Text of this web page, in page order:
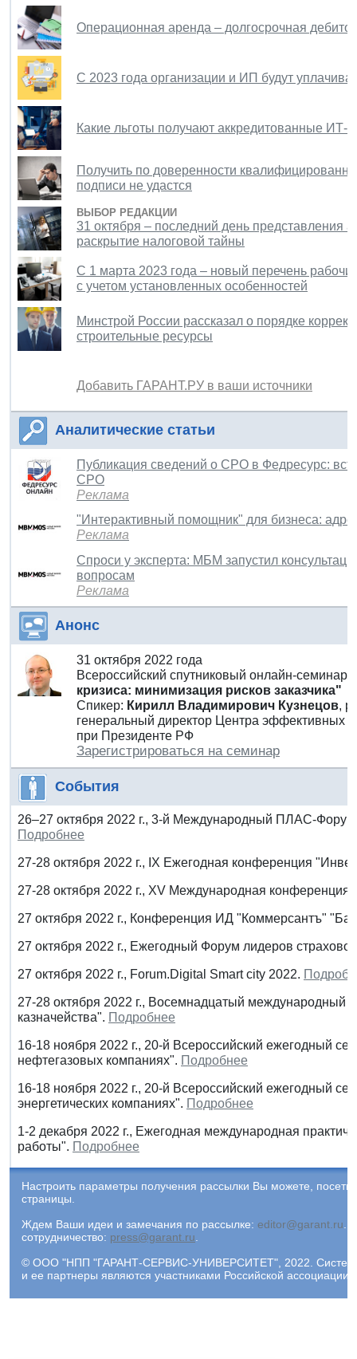
Операционная аренда – долгосрочная
С 2023 года организации и ИП будут
Какие льготы получают аккредитованные
Получить по доверенности
подписи не удастся
ВЫБОР РЕДАКЦИИ
31 октября – последний день представления
раскрытие налоговой тайны
С 1 марта 2023 года – новый перечень
с учетом установленных особенностей
Минстрой России рассказал о порядке
строительные ресурсы
Добавить ГАРАНТ.РУ в ваши источники
Аналитические статьи
Публикация сведений о СРО в Федресурс:
СРО
Реклама
"Интерактивный помощник" для бизнеса:
Реклама
Спроси у эксперта: МБМ запустил
вопросам
Реклама
Анонс
31 октября 2022 года
Всероссийский спутниковый онлайн-семинар
кризиса: минимизация рисков заказчика"
Спикер: Кирилл Владимирович Кузнецов,
генеральный директор Центра эффективных
при Президенте РФ
Зарегистрироваться на семинар
События
26–27 октября 2022 г., 3-й Международный ПЛАС-
Подробнее
27-28 октября 2022 г., IX Ежегодная конференция
27-28 октября 2022 г., XV Международная
27 октября 2022 г., Конференция ИД "Коммерсантъ"
27 октября 2022 г., Ежегодный Форум лидеров
27 октября 2022 г., Forum.Digital Smart city 2022.
27-28 октября 2022 г., Восемнадцатый международный
казначейства". Подробнее
16-18 ноября 2022 г., 20-й Всероссийский ежегодный
нефтегазовых компаниях". Подробнее
16-18 ноября 2022 г., 20-й Всероссийский ежегодный
энергетических компаниях". Подробнее
1-2 декабря 2022 г., Ежегодная международная
работы". Подробнее
Настроить параметры получения рассылки Вы можете,
страницы.
Ждем Ваши идеи и замечания по рассылке: editor@garant.ru
сотрудничество: press@garant.ru
© ООО "НПП "ГАРАНТ-СЕРВИС-УНИВЕРСИТЕТ", 2022. Система
и ее партнеры являются участниками Российской